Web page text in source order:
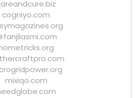
cogniyo.com
mixiqo.com